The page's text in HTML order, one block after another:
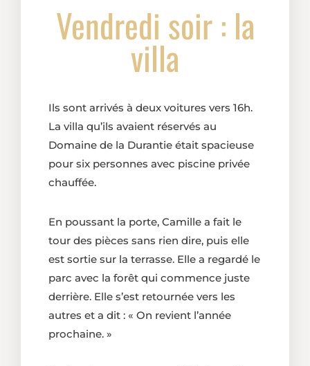
Vendredi soir : la
villa
Ils sont arrivés à deux voitures vers 16h.
La villa qu’ils avaient réservés au
Domaine de la Durantie était spacieuse
pour six personnes avec piscine privée
chauffée.
En poussant la porte, Camille a fait le
tour des pièces sans rien dire, puis elle
est sortie sur la terrasse. Elle a regardé le
parc avec la forêt qui commence juste
derrière. Elle s’est retournée vers les
autres et a dit : « On revient l’année
prochaine. »